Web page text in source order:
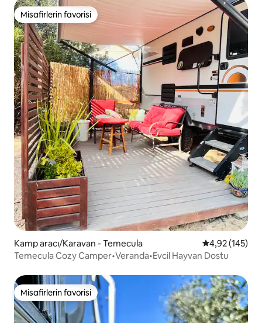
Misafirlerin favorisi
Misafirlerin favorisi
Kamp aracı/Karavan - Temecula 5 üzerinden
4,92 (145)
Temecula Cozy Camper•Veranda•Evcil Hayvan Dostu
Misafirlerin favorisi
Misafirlerin favorisi